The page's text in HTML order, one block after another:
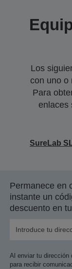
Los
con uno o
Para
enlaces
SureLab
Permanece en
instante un
descuento en
Al enviar tu dirección
para recibir